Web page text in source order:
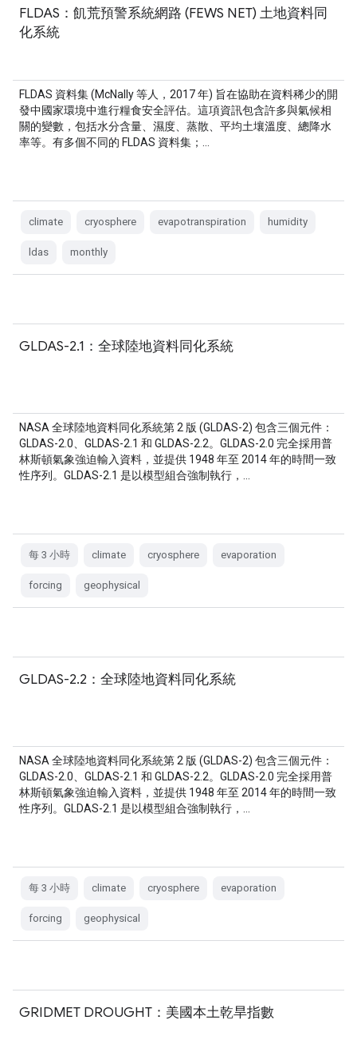
FLDAS：飢荒預警系統網路 (FEWS NET) 土地資料同
化系統
FLDAS 資料集 (McNally 等人，2017 年) 旨在協助在資料稀少的開
發中國家環境中進行糧食安全評估。這項資訊包含許多與氣候相
關的變數，包括水分含量、濕度、蒸散、平均土壤溫度、總降水
率等。有多個不同的 FLDAS 資料集；…
climate cryosphere evapotranspiration humidity
ldas monthly
GLDAS-2.1：全球陸地資料同化系統
NASA 全球陸地資料同化系統第 2 版 (GLDAS-2) 包含三個元件：
GLDAS-2.0、GLDAS-2.1 和 GLDAS-2.2。GLDAS-2.0 完全採用普
林斯頓氣象強迫輸入資料，並提供 1948 年至 2014 年的時間一致
性序列。GLDAS-2.1 是以模型組合強制執行，…
每 3 小時 climate cryosphere evaporation
forcing geophysical
GLDAS-2.2：全球陸地資料同化系統
NASA 全球陸地資料同化系統第 2 版 (GLDAS-2) 包含三個元件：
GLDAS-2.0、GLDAS-2.1 和 GLDAS-2.2。GLDAS-2.0 完全採用普
林斯頓氣象強迫輸入資料，並提供 1948 年至 2014 年的時間一致
性序列。GLDAS-2.1 是以模型組合強制執行，…
每 3 小時 climate cryosphere evaporation
forcing geophysical
GRIDMET DROUGHT：美國本土乾旱指數